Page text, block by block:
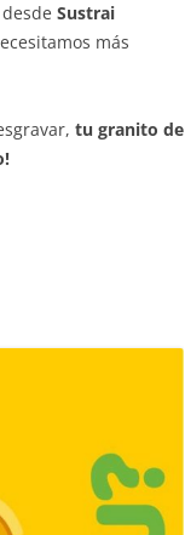
desdeSustrai
más
tu granito de